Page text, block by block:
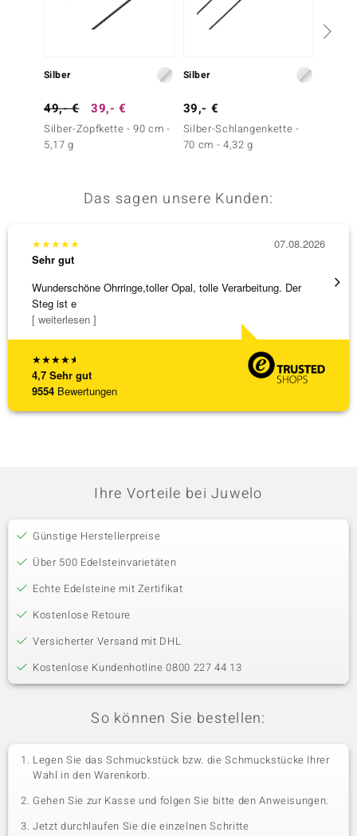
Silber
49,- € 39,- €
Silber-Zopfkette - 90 cm -
5,17 g
Silber
39,- €
Silber-Schlangenkette -
70 cm - 4,32 g
Das sagen unsere Kunden:
★★★★★
4,7 Sehr gut
9554 Bewertungen
★★★★★
Sehr gut
Wunderschöne Ohrringe,toller Opal, tolle Verarbeitung. Der
Steg ist e
[ weiterlesen ]
07.08.2026
Ihre Vorteile bei Juwelo
Günstige Herstellerpreise
Über 500 Edelsteinvarietäten
Echte Edelsteine mit Zertifikat
Kostenlose Retoure
Versicherter Versand mit DHL
Kostenlose Kundenhotline 0800 227 44 13
So können Sie bestellen:
Legen Sie das Schmuckstück bzw. die Schmuckstücke Ihrer
Wahl in den Warenkorb.
Gehen Sie zur Kasse und folgen Sie bitte den Anweisungen.
Jetzt durchlaufen Sie die einzelnen Schritte